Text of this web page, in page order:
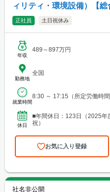
ィリティ・環境設備）【総
正社員 土日祝休み
年収
489～897万円
勤務地
全国
就業時間
8:30 ～ 17:15（所定労働時
休日
■年間休日：123日（2025年
祝）
お気に入り登録
社名非公開